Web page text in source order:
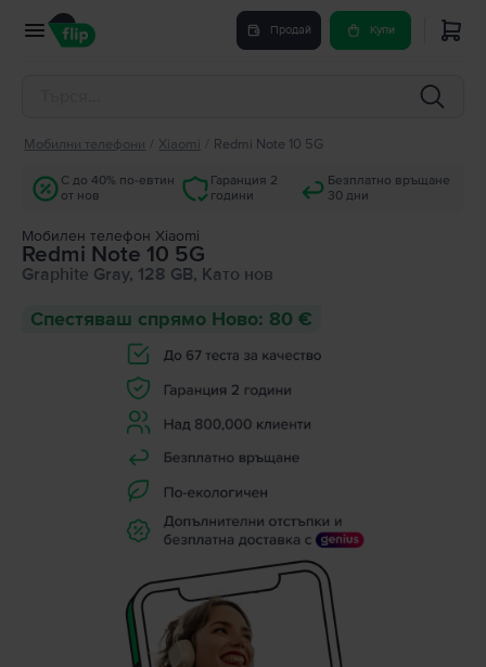
Продай Купи
Мобилни телефони Xiaomi Redmi Note 10 5G
С до 40% по-евтин
от нов
Гаранция 2
години
Безплатно връщане
30 дни
Мобилен телефон Xiaomi
Redmi Note 10 5G
Graphite Gray, 128 GB, Като нов
Спестяваш спрямо Ново: 80 €